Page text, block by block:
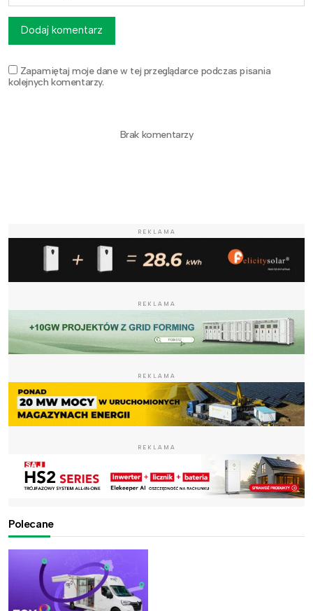
Zapamiętaj moje dane w tej przeglądarce podczas pisania
kolejnych komentarzy.
Dodaj komentarz
Brak komentarzy
REKLAMA
REKLAMA
REKLAMA
REKLAMA
Polecane